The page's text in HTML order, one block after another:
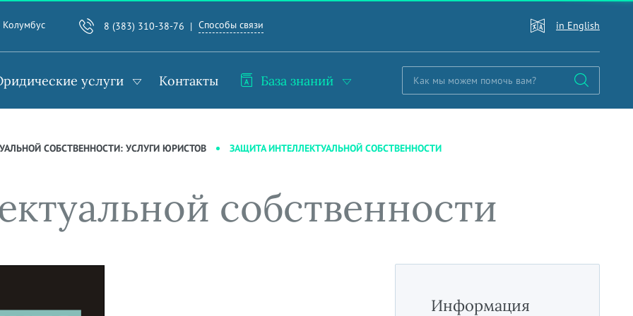
Колумбус 8 (383) 310-38-76 Способы связи in English
услуги Контакты База знаний
СОБСТВЕННОСТИ: УСЛУГИ ЮРИСТОВ ЗАЩИТА ИНТЕЛЛЕКТУАЛЬНОЙ СОБСТВЕННОСТИ
собственности
Информация